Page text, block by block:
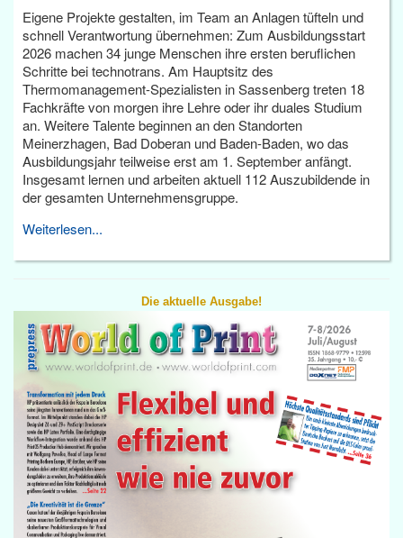
Eigene Projekte gestalten, im Team an Anlagen tüfteln und
schnell Verantwortung übernehmen: Zum Ausbildungsstart
2026 machen 34 junge Menschen ihre ersten beruflichen
Schritte bei technotrans. Am Hauptsitz des
Thermomanagement-Spezialisten in Sassenberg treten 18
Fachkräfte von morgen ihre Lehre oder ihr duales Studium
an. Weitere Talente beginnen an den Standorten
Meinerzhagen, Bad Doberan und Baden-Baden, wo das
Ausbildungsjahr teilweise erst am 1. September anfängt.
Insgesamt lernen und arbeiten aktuell 112 Auszubildende in
der gesamten Unternehmensgruppe.
Weiterlesen...
Die aktuelle Ausgabe!